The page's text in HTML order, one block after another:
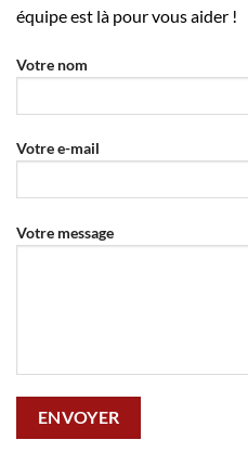
équipe est là pour vous aider !
Votre nom
Votre e-mail
Votre message